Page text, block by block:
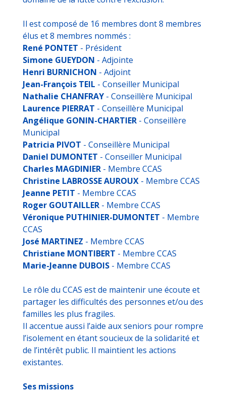
Il est composé de 16 membres dont 8 membres
élus et 8 membres nommés :
René PONTET - Président
Simone GUEYDON - Adjointe
Henri BURNICHON - Adjoint
Jean-François TEIL - Conseiller Municipal
Nathalie CHANFRAY - Conseillère Municipal
Laurence PIERRAT - Conseillère Municipal
Angélique GONIN-CHARTIER - Conseillère
Municipal
Patricia PIVOT - Conseillère Municipal
Daniel DUMONTET - Conseiller Municipal
Charles MAGDINIER - Membre CCAS
Christine LABROSSE AUROUX - Membre CCAS
Jeanne PETIT - Membre CCAS
Roger GOUTAILLER - Membre CCAS
Véronique PUTHINIER-DUMONTET - Membre
CCAS
José MARTINEZ - Membre CCAS
Christiane MONTIBERT - Membre CCAS
Marie-Jeanne DUBOIS - Membre CCAS
Le rôle du CCAS est de maintenir une écoute et
partager les difficultés des personnes et/ou des
familles les plus fragiles.
Il accentue aussi l’aide aux seniors pour rompre
l’isolement en étant soucieux de la solidarité et
de l’intérêt public. Il maintient les actions
existantes.
Ses missions